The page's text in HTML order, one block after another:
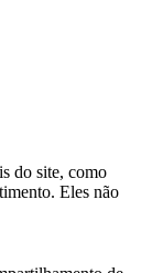
do site, como
Eles não